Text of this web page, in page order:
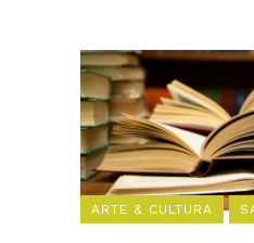
ARTE & CULTURA